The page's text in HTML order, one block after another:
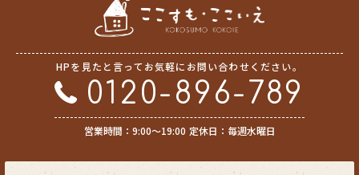
HPを見たと言ってお気軽にお問い合わせください。
0120-896-789
営業時間：9:00〜19:00 定休日：毎週水曜日